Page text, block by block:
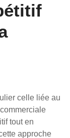
celle liée au
tout en
approche